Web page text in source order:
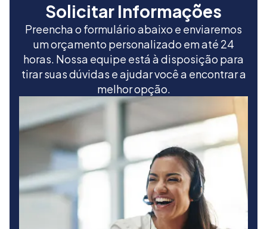
Solicitar Informações
Preencha o formulário abaixo e enviaremos
um orçamento personalizado em até 24
horas. Nossa equipe está à disposição para
tirar suas dúvidas e ajudar você a encontrar a
melhor opção.